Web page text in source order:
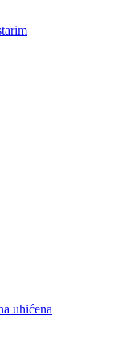
uhićena